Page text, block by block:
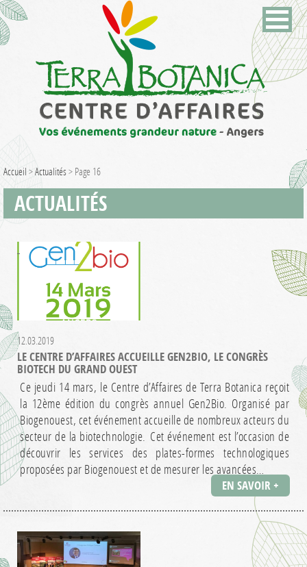
Accueil >Actualités > Page 16
ACTUALITÉS
12.03.2019
LE CENTRE D’AFFAIRES ACCUEILLE GEN2BIO, LE CONGRÈS
BIOTECH DU GRAND OUEST
Ce jeudi 14 mars, le Centre d’Affaires de Terra Botanica reçoit
la 12ème édition du congrès annuel Gen2Bio. Organisé par
Biogenouest, cet événement accueille de nombreux acteurs du
secteur de la biotechnologie. Cet événement est l’occasion de
découvrir les services des plates-formes technologiques
proposées par Biogenouest et de mesurer les avancées…
EN SAVOIR +